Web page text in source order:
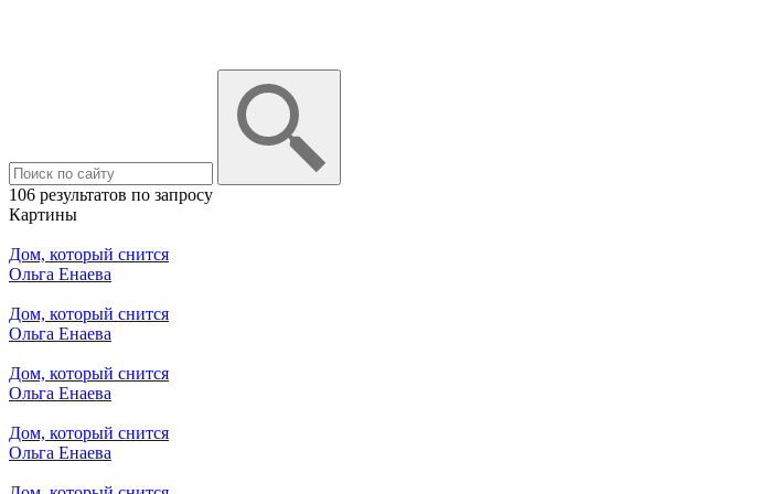
106 результатов по запросу
Картины
Дом, который снится
Ольга Енаева
Дом, который снится
Ольга Енаева
Дом, который снится
Ольга Енаева
Дом, который снится
Ольга Енаева